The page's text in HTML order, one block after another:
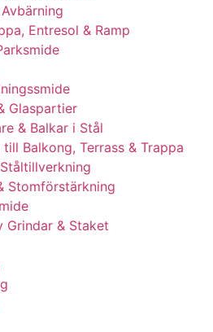
Entresol & Ramp
Glaspartier
& Balkar i Stål
Balkong, Terrass & Trappa
Stomförstärkning
Grindar & Staket